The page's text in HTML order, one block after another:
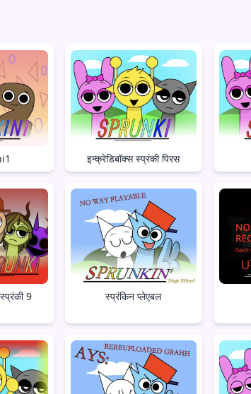
इन्क्रेडिबॉक्स स्प्रंकी पिरस
9 स्प्रंकिन प्लेएबल